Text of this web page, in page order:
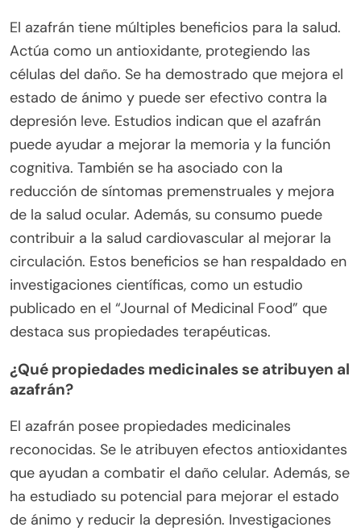
El azafrán tiene múltiples beneficios para la salud.
Actúa como un antioxidante, protegiendo las
células del daño. Se ha demostrado que mejora el
estado de ánimo y puede ser efectivo contra la
depresión leve. Estudios indican que el azafrán
puede ayudar a mejorar la memoria y la función
cognitiva. También se ha asociado con la
reducción de síntomas premenstruales y mejora
de la salud ocular. Además, su consumo puede
contribuir a la salud cardiovascular al mejorar la
circulación. Estos beneficios se han respaldado en
investigaciones científicas, como un estudio
publicado en el “Journal of Medicinal Food” que
destaca sus propiedades terapéuticas.
¿Qué propiedades medicinales se atribuyen al
azafrán?
El azafrán posee propiedades medicinales
reconocidas. Se le atribuyen efectos antioxidantes
que ayudan a combatir el daño celular. Además, se
ha estudiado su potencial para mejorar el estado
de ánimo y reducir la depresión. Investigaciones